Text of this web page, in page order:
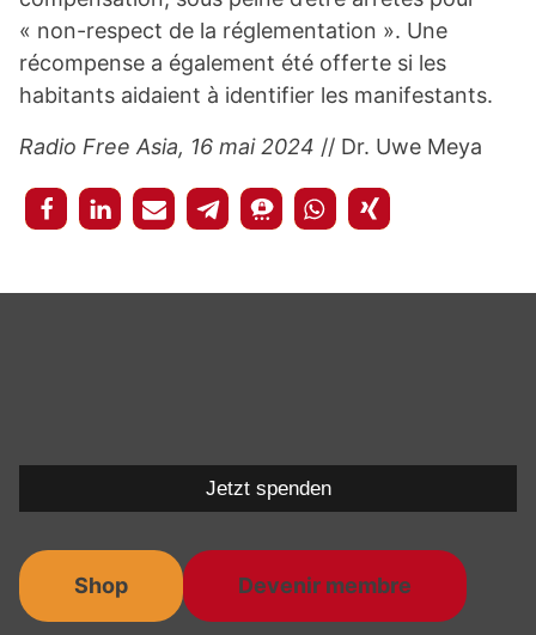
« non-respect de la réglementation ». Une
récompense a également été offerte si les
habitants aidaient à identifier les manifestants.
Radio Free Asia, 16 mai 2024 // Dr. Uwe Meya
Shop Devenir membre
Jetzt spenden